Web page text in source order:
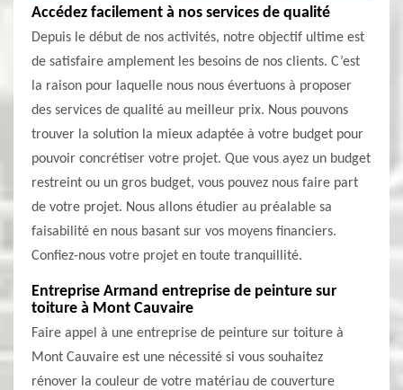
Accédez facilement à nos services de qualité
Depuis le début de nos activités, notre objectif ultime est
de satisfaire amplement les besoins de nos clients. C’est
la raison pour laquelle nous nous évertuons à proposer
des services de qualité au meilleur prix. Nous pouvons
trouver la solution la mieux adaptée à votre budget pour
pouvoir concrétiser votre projet. Que vous ayez un budget
restreint ou un gros budget, vous pouvez nous faire part
de votre projet. Nous allons étudier au préalable sa
faisabilité en nous basant sur vos moyens financiers.
Confiez-nous votre projet en toute tranquillité.
Entreprise Armand entreprise de peinture sur
toiture à Mont Cauvaire
Faire appel à une entreprise de peinture sur toiture à
Mont Cauvaire est une nécessité si vous souhaitez
rénover la couleur de votre matériau de couverture